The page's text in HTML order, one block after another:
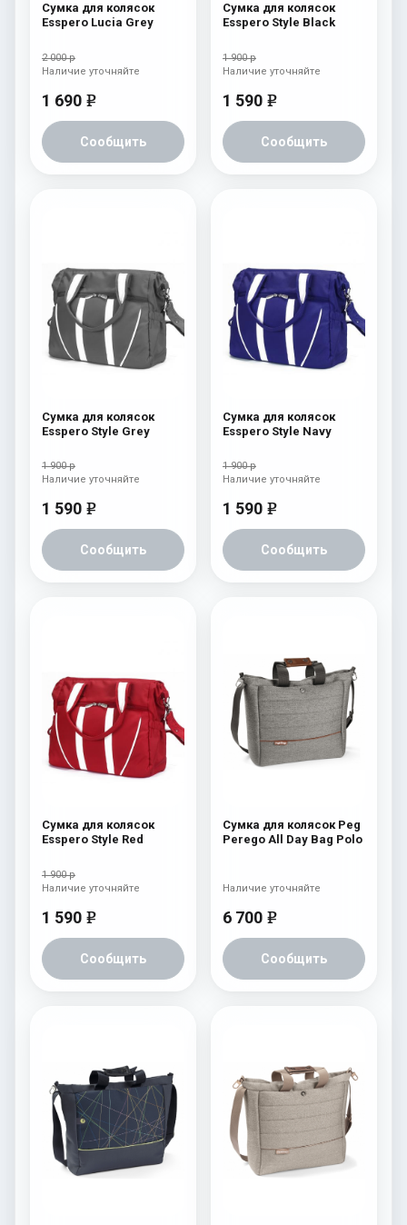
Сумка для колясок
Esspero Lucia Grey
2 000 р
1 690 e
Сообщить
Наличие уточняйте
Сумка для колясок
Esspero Style Black
1 900 р
1 590 e
Сообщить
Наличие уточняйте
Сумка для колясок
Esspero Style Grey
1 900 р
1 590 e
Сообщить
Наличие уточняйте
Сумка для колясок
Esspero Style Navy
1 900 р
1 590 e
Сообщить
Наличие уточняйте
Сумка для колясок
Esspero Style Red
1 900 р
1 590 e
Сообщить
Наличие уточняйте
Сумка для колясок Peg
Perego All Day Bag Polo
6 700 e
Сообщить
Наличие уточняйте